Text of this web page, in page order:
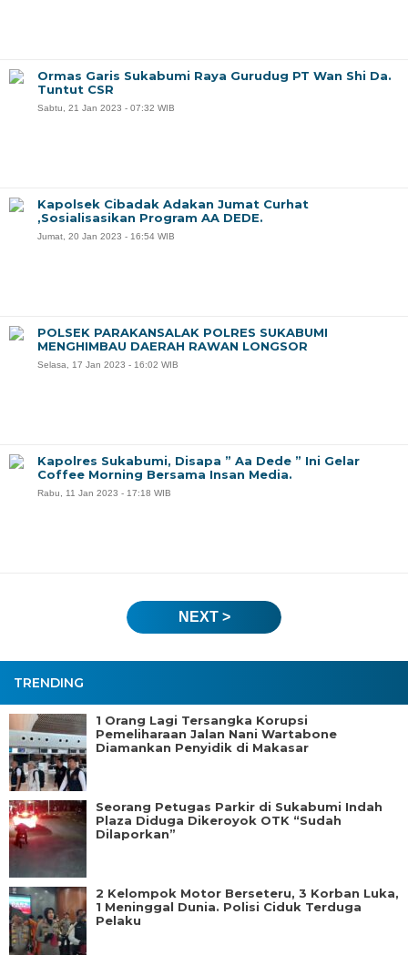
TRENDING
1 Orang Lagi Tersangka Korupsi
Pemeliharaan Jalan Nani Wartabone
Diamankan Penyidik di Makasar
Seorang Petugas Parkir di Sukabumi Indah
Plaza Diduga Dikeroyok OTK “Sudah
Dilaporkan”
2 Kelompok Motor Berseteru, 3 Korban Luka,
1 Meninggal Dunia. Polisi Ciduk Terduga
Pelaku
Ormas Garis Sukabumi Raya Gurudug PT Wan Shi Da.
Tuntut CSR
Sabtu, 21 Jan 2023 - 07:32 WIB
Kapolsek Cibadak Adakan Jumat Curhat
,Sosialisasikan Program AA DEDE.
Jumat, 20 Jan 2023 - 16:54 WIB
POLSEK PARAKANSALAK POLRES SUKABUMI
MENGHIMBAU DAERAH RAWAN LONGSOR
Selasa, 17 Jan 2023 - 16:02 WIB
Kapolres Sukabumi, Disapa ” Aa Dede ” Ini Gelar
Coffee Morning Bersama Insan Media.
Rabu, 11 Jan 2023 - 17:18 WIB
NEXT >